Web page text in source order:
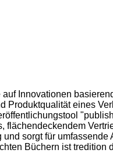
Innovationen
eines
flächendeckendem
sorgt für
Büchern ist tredition